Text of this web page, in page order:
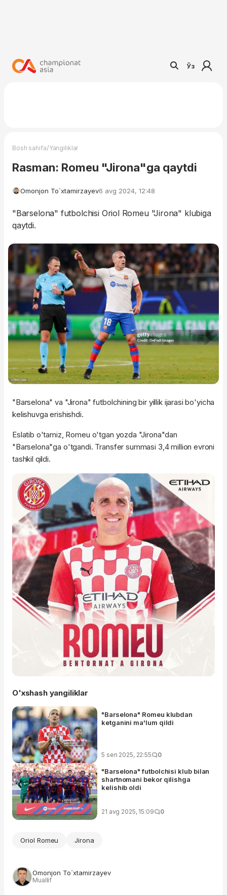
Ўз
Bosh sahifa/Yangiliklar
Rasman: Romeu "Jirona"ga qaytdi
Omonjon To`xtamirzayev6 avg 2024, 12:48
"Barselona" futbolchisi Oriol Romeu "Jirona" klubiga
qaytdi.
"Barselona" va "Jirona" futbolchining bir yillik ijarasi bo'yicha
kelishuvga erishishdi.
Eslatib o'tamiz, Romeu o'tgan yozda "Jirona"dan
"Barselona"ga o'tgandi. Transfer summasi 3,4 million evroni
tashkil qildi.
O'xshash yangiliklar
"Barselona" Romeu klubdan
ketganini ma'lum qildi
5 sen 2025, 22:55 0
"Barselona" futbolchisi klub bilan
shartnomani bekor qilishga
kelishib oldi
21 avg 2025, 15:09 0
Oriol Romeu Jirona
Omonjon To`xtamirzayev
Muallif